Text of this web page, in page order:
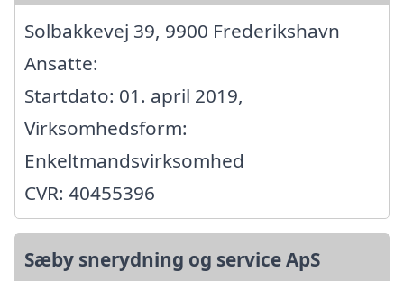
Solbakkevej 39, 9900 Frederikshavn
Ansatte:
Startdato: 01. april 2019,
Virksomhedsform:
Enkeltmandsvirksomhed
CVR: 40455396
Sæby snerydning og service ApS